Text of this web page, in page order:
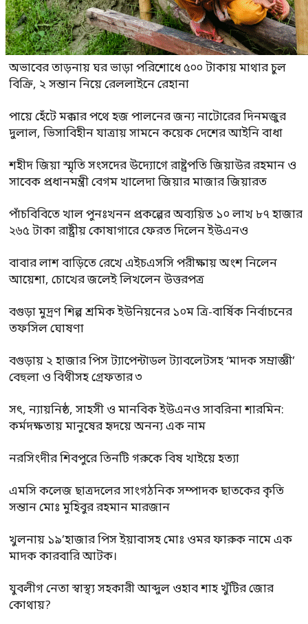
অভাবের তাড়নায় ঘর ভাড়া পরিশোধে ৫০০ টাকায় মাথার চুল
বিক্রি, ২ সন্তান নিয়ে রেললাইনে রেহানা
পায়ে হেঁটে মক্কার পথে হজ পালনের জন্য নাটোরের দিনমজুর
দুলাল, ভিসাবিহীন যাত্রায় সামনে কয়েক দেশের আইনি বাধা
শহীদ জিয়া স্মৃতি সংসদের উদ্যোগে রাষ্ট্রপতি জিয়াউর রহমান ও
সাবেক প্রধানমন্ত্রী বেগম খালেদা জিয়ার মাজার জিয়ারত
পাঁচবিবিতে খাল পুনঃখনন প্রকল্পের অব্যয়িত ১০ লাখ ৮৭ হাজার
২৬৫ টাকা রাষ্ট্রীয় কোষাগারে ফেরত দিলেন ইউএনও
বাবার লাশ বাড়িতে রেখে এইচএসসি পরীক্ষায় অংশ নিলেন
আয়েশা, চোখের জলেই লিখলেন উত্তরপত্র
বগুড়া মুদ্রণ শিল্প শ্রমিক ইউনিয়নের ১০ম ত্রি-বার্ষিক নির্বাচনের
তফসিল ঘোষণা
বগুড়ায় ২ হাজার পিস ট্যাপেন্টাডল ট্যাবলেটসহ ‘মাদক সম্রাজ্ঞী’
বেহুলা ও বিথীসহ গ্রেফতার ৩
সৎ, ন্যায়নিষ্ঠ, সাহসী ও মানবিক ইউএনও সাবরিনা শারমিন:
কর্মদক্ষতায় মানুষের হৃদয়ে অনন্য এক নাম
নরসিংদীর শিবপুরে তিনটি গরুকে বিষ খাইয়ে হত্যা
এমসি কলেজ ছাত্রদলের সাংগঠনিক সম্পাদক ছাতকের কৃতি
সন্তান মোঃ মুহিবুর রহমান মারজান
খুলনায় ১৯’হাজার পিস ইয়াবাসহ মোঃ ওমর ফারুক নামে এক
মাদক কারবারি আটক।
যুবলীগ নেতা স্বাস্থ্য সহকারী আব্দুল ওহাব শাহ খুঁটির জোর
কোথায়?